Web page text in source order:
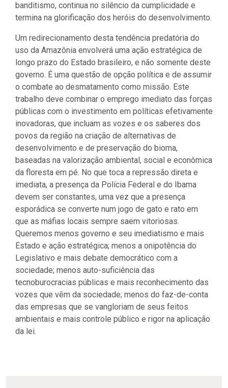
banditismo, continua no silêncio da cumplicidade e
termina na glorificação dos heróis do desenvolvimento.
Um redirecionamento desta tendência predatória do
uso da Amazônia envolverá uma ação estratégica de
longo prazo do Estado brasileiro, e não somente deste
governo. É uma questão de opção política e de assumir
o combate ao desmatamento como missão. Este
trabalho deve combinar o emprego imediato das forças
públicas com o investimento em políticas efetivamente
inovadoras, que incluam as vozes e os saberes dos
povos da região na criação de alternativas de
desenvolvimento e de preservação do bioma,
baseadas na valorização ambiental, social e econômica
da floresta em pé. No que toca a repressão direta e
imediata, a presença da Polícia Federal e do Ibama
devem ser constantes, uma vez que a presença
esporádica se converte num jogo de gato e rato em
que as máfias locais sempre saem vitoriosas.
Queremos menos governo e seu imediatismo e mais
Estado e ação estratégica; menos a onipotência do
Legislativo e mais debate democrático com a
sociedade; menos auto-suficiência das
tecnoburocracias públicas e mais reconhecimento das
vozes que vêm da sociedade; menos do faz-de-conta
das empresas que se vangloriam de seus feitos
ambientais e mais controle público e rigor na aplicação
da lei.